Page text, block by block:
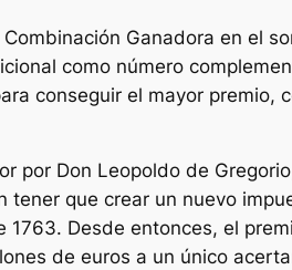
Ganadora en el
como número
conseguir el mayor premio,
por Don Leopoldo de
que crear un nuevo
Desde entonces, el
de euros a un único